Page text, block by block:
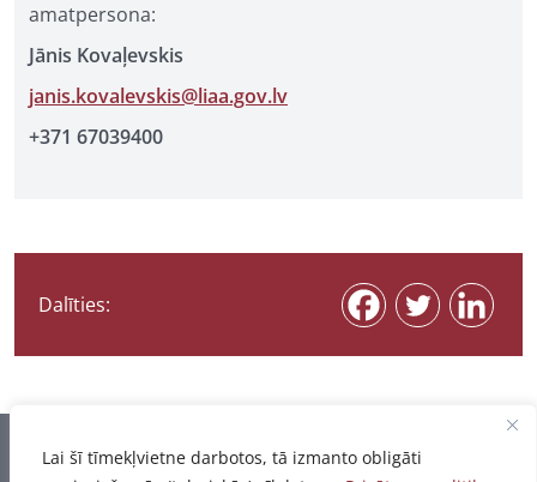
Lai šī tīmekļvietne darbotos, tā izmanto obligāti
amatpersona:
Jānis Kovaļevskis
janis.kovalevskis@liaa.gov.lv
+371 67039400
Dalīties:
Informācija pēdējo reizi atjaunota 07.08.2026